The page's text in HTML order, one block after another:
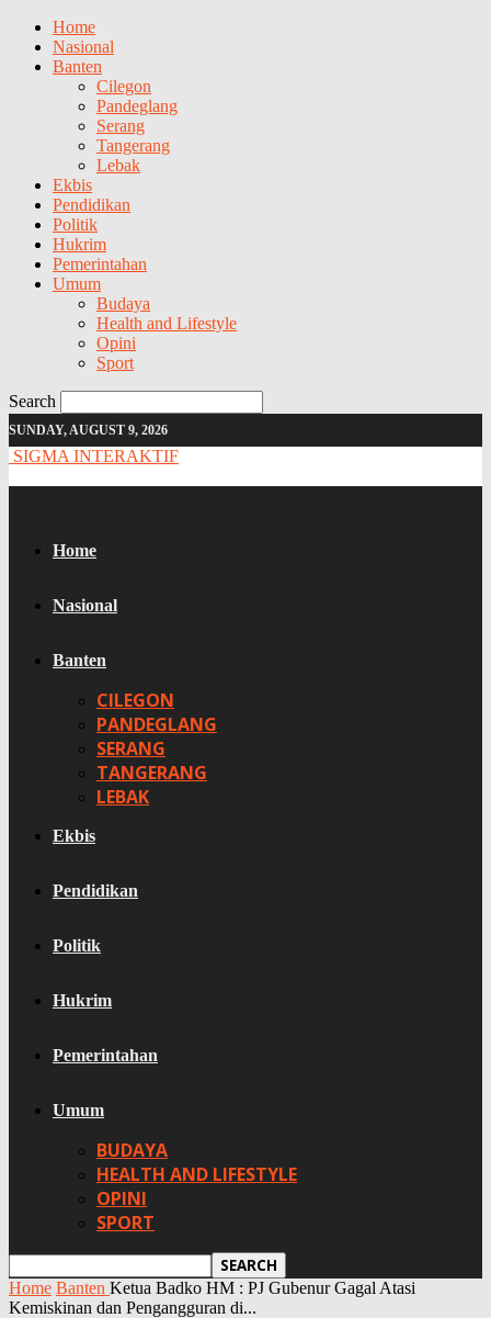
Home
Nasional
Banten
Cilegon
Pandeglang
Serang
Tangerang
Lebak
Ekbis
Pendidikan
Politik
Hukrim
Pemerintahan
Umum
Budaya
Health and Lifestyle
Opini
Sport
Search
SUNDAY, AUGUST 9, 2026
SIGMA INTERAKTIF
Home
Nasional
Banten
CILEGON
PANDEGLANG
SERANG
TANGERANG
LEBAK
Ekbis
Pendidikan
Politik
Hukrim
Pemerintahan
Umum
BUDAYA
HEALTH AND LIFESTYLE
OPINI
SPORT
Home Banten Ketua Badko HM : PJ Gubenur Gagal Atasi
Kemiskinan dan Pengangguran di...